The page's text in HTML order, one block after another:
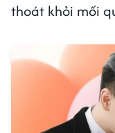
thoát khỏi mối